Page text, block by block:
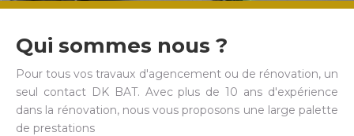
Qui sommes nous ?
Pour tous vos travaux d'agencement ou de rénovation, un
seul contact DK BAT. Avec plus de 10 ans d'expérience
dans la rénovation, nous vous proposons une large palette
de prestations